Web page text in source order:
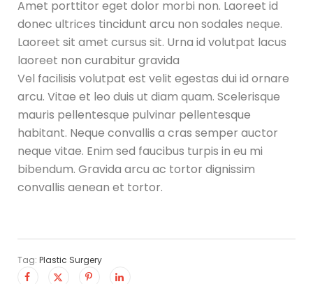
Amet porttitor eget dolor morbi non. Laoreet id
donec ultrices tincidunt arcu non sodales neque.
Laoreet sit amet cursus sit. Urna id volutpat lacus
laoreet non curabitur gravida
Vel facilisis volutpat est velit egestas dui id ornare
arcu. Vitae et leo duis ut diam quam. Scelerisque
mauris pellentesque pulvinar pellentesque
habitant. Neque convallis a cras semper auctor
neque vitae. Enim sed faucibus turpis in eu mi
bibendum. Gravida arcu ac tortor dignissim
convallis aenean et tortor.
Tag: Plastic Surgery